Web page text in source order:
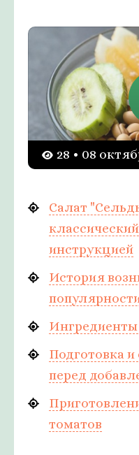
28 • 08
Салат
инструкцией
История
Ингредиенты
Подготовка
перед
томатов